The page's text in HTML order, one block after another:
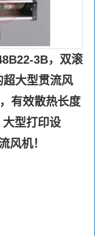
3B，双滚
大型贯流风
有效散热长度
型打印设
风机！